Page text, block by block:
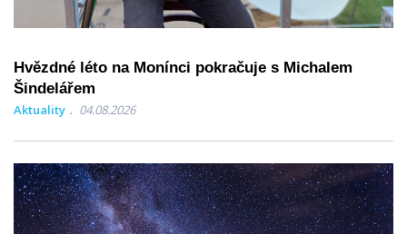
Hvězdné léto na Monínci pokračuje s Michalem
Šindelářem
Aktuality 04.08.2026